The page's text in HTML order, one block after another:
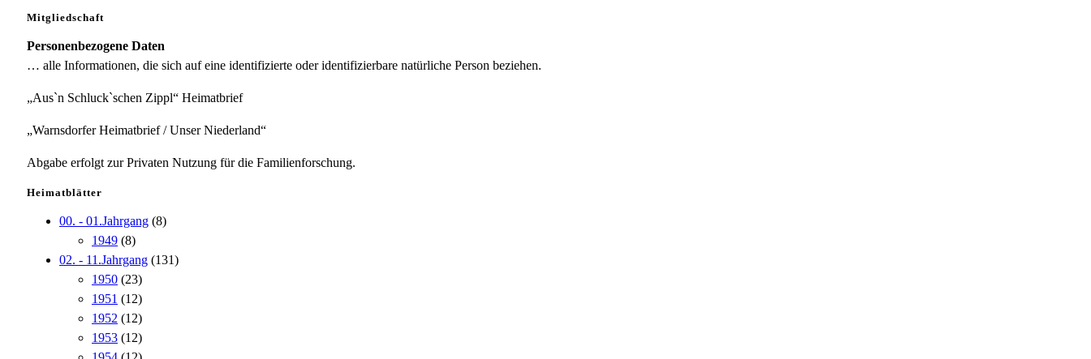
Mitgliedschaft
Personenbezogene Daten
… alle Informationen, die sich auf eine identifizierte oder identifizierbare natürliche Person beziehen.
„Aus`n Schluck`schen Zippl“ Heimatbrief
„Warnsdorfer Heimatbrief / Unser Niederland“
Abgabe erfolgt zur Privaten Nutzung für die Familienforschung.
Heimatblätter
00. - 01.Jahrgang (8)
1949 (8)
02. - 11.Jahrgang (131)
1950 (23)
1951 (12)
1952 (12)
1953 (12)